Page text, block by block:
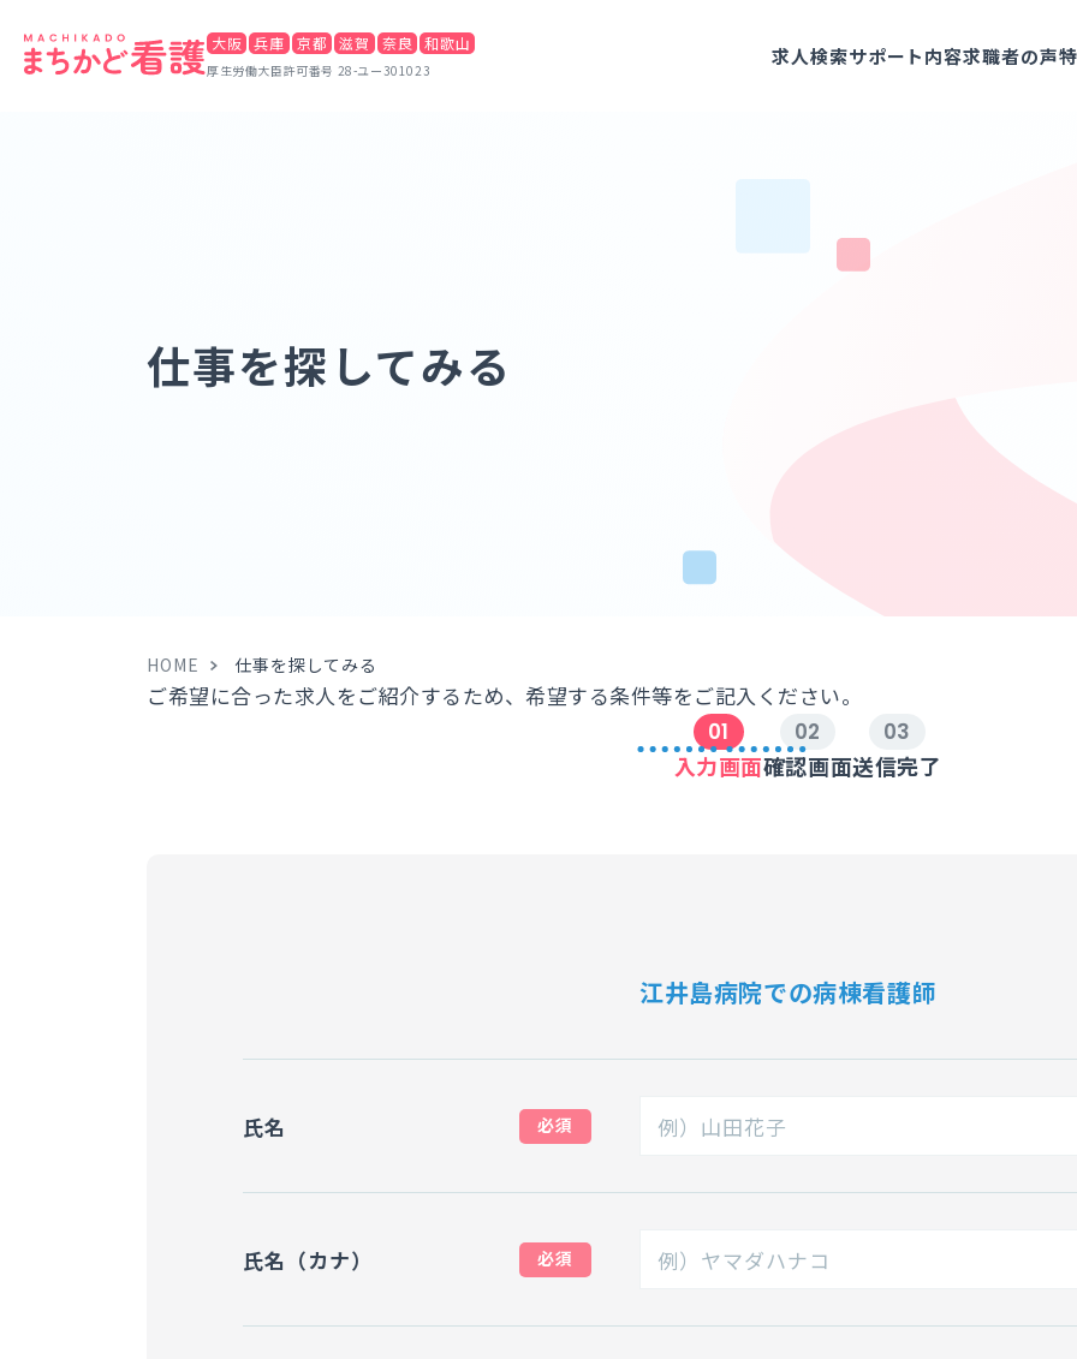
大阪 兵庫 京都 滋賀 奈良 和歌山
厚生労働大臣許可番号 28-ユー301023
求人検索サポート内容求職者の声
仕事を探してみる
HOME 仕事を探してみる
ご希望に合った求人をご紹介するため、希望する条件等をご記入ください。
入力画面確認画面送信完了
江井島病院での病棟看護師
氏名 必須
氏名（カナ） 必須